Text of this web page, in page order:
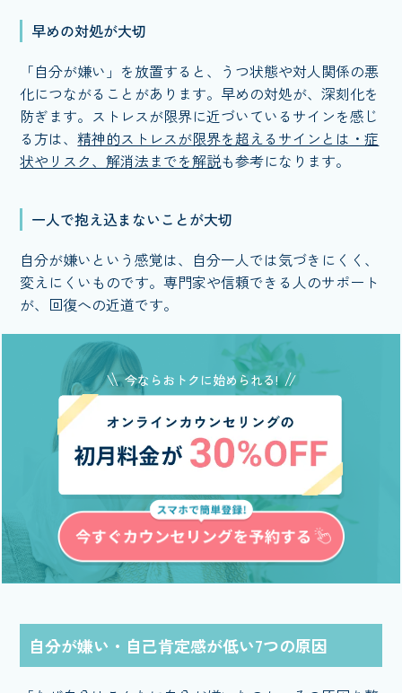
早めの対処が大切
「自分が嫌い」を放置すると、うつ状態や対人関係の悪
化につながることがあります。早めの対処が、深刻化を
防ぎます。ストレスが限界に近づいているサインを感じ
る方は、精神的ストレスが限界を超えるサインとは・症
状やリスク、解消法までを解説も参考になります。
一人で抱え込まないことが大切
自分が嫌いという感覚は、自分一人では気づきにくく、
変えにくいものです。専門家や信頼できる人のサポート
が、回復への近道です。
今ならおトクに始められる!
自分が嫌い・自己肯定感が低い7つの原因